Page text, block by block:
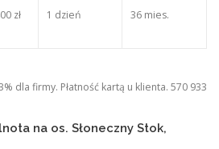
zł 1 dzień 36 mies.
dla firmy. Płatność kartą u klienta. 570 933
na os. Słoneczny Stok,